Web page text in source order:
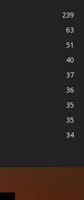
239
63
51
40
37
36
35
35
34